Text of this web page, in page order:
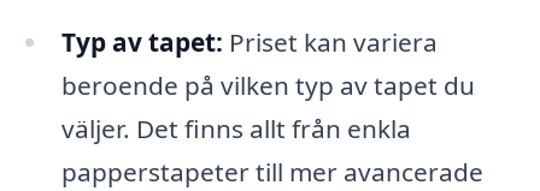
Typ av tapet: Priset kan variera
beroende på vilken typ av tapet du
väljer. Det finns allt från enkla
papperstapeter till mer avancerade